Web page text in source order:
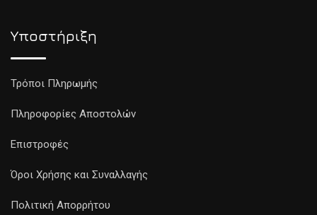
Υποστήριξη
Τρόποι Πληρωμής
Πληροφορίες Αποστολών
Επιστροφές
Όροι Χρήσης και Συναλλαγής
Πολιτική Απορρήτου